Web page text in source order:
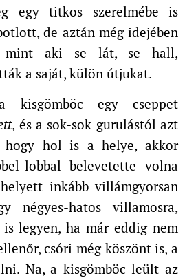
egy titkos szerelmébe is
de aztán még idejében
mint aki se lát, se hall,
a saját, külön útjukat.
kisgömböc egy cseppet
, és a sok-sok gurulástól azt
hogy hol is a helye, akkor
lobbal belevetette volna
inkább villámgyorsan
négyes-hatos villamosra,
legyen, ha már eddig nem
csóri még köszönt is, a
Na, a kisgömböc leült az